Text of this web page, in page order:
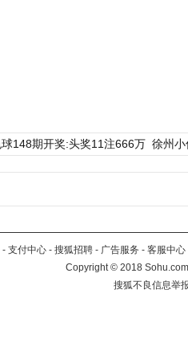
148期开奖:头奖11注666万 徐州
- 支付中心 - 搜狐招聘 - 广告服务 - 客服中心
Copyright©2018
搜狐不良信息举